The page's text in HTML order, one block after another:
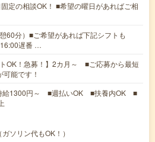
定の相談OK！ ■希望の曜日があればご相
60分）■ご希望があれば下記シフトも
遅番 …
トOK！急募！】2カ月～ ■ご応募から最短
能です！
給1300円～ ■週払いOK ■扶養内OK ■
ソリン代もOK！）